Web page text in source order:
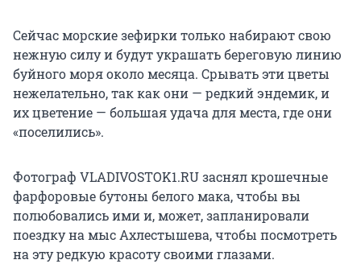
Сейчас морские зефирки только набирают свою
нежную силу и будут украшать береговую линию
буйного моря около месяца. Срывать эти цветы
нежелательно, так как они — редкий эндемик, и
их цветение — большая удача для места, где они
«поселились».
Фотограф VLADIVOSTOK1.RU заснял крошечные
фарфоровые бутоны белого мака, чтобы вы
полюбовались ими и, может, запланировали
поездку на мыс Ахлестышева, чтобы посмотреть
на эту редкую красоту своими глазами.